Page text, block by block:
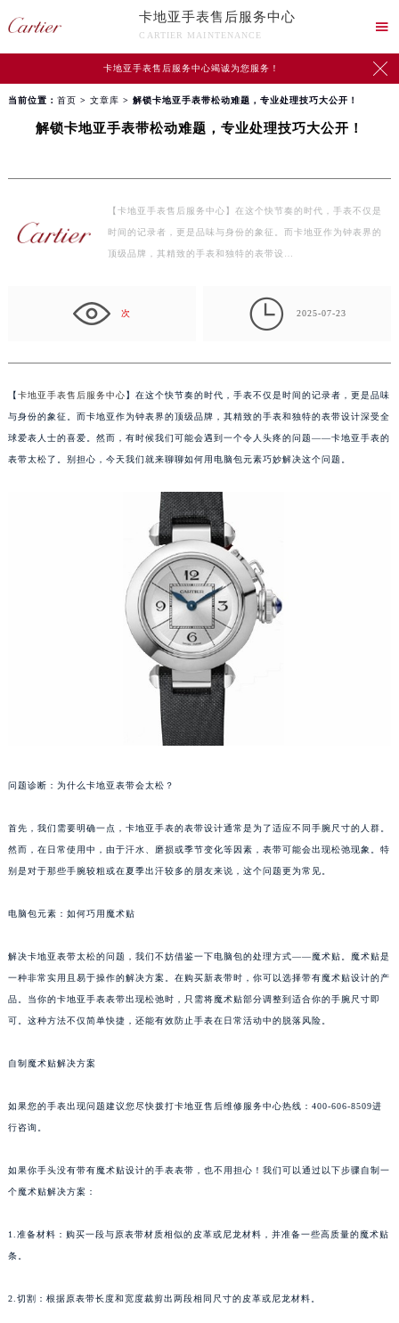
卡地亚手表售后服务中心
CARTIER MAINTENANCE

卡地亚手表售后服务中心竭诚为您服务！ 
当前位置： 首页 > 文章库 > 解锁卡地亚手表带松动难题，专业处理技巧大公开！
解锁卡地亚手表带松动难题，专业处理技巧大公开！
【卡地亚手表售后服务中心】在这个快节奏的时代，手表不仅是
时间的记录者，更是品味与身份的象征。而卡地亚作为钟表界的
顶级品牌，其精致的手表和独特的表带设…
次  2025-07-23
【卡地亚手表售后服务中心】在这个快节奏的时代，手表不仅是时间的记录者，更是品味
与身份的象征。而卡地亚作为钟表界的顶级品牌，其精致的手表和独特的表带设计深受全
球爱表人士的喜爱。然而，有时候我们可能会遇到一个令人头疼的问题——卡地亚手表的
表带太松了。别担心，今天我们就来聊聊如何用电脑包元素巧妙解决这个问题。
问题诊断：为什么卡地亚表带会太松？
首先，我们需要明确一点，卡地亚手表的表带设计通常是为了适应不同手腕尺寸的人群。
然而，在日常使用中，由于汗水、磨损或季节变化等因素，表带可能会出现松弛现象。特
别是对于那些手腕较粗或在夏季出汗较多的朋友来说，这个问题更为常见。
电脑包元素：如何巧用魔术贴
解决卡地亚表带太松的问题，我们不妨借鉴一下电脑包的处理方式——魔术贴。魔术贴是
一种非常实用且易于操作的解决方案。在购买新表带时，你可以选择带有魔术贴设计的产
品。当你的卡地亚手表表带出现松弛时，只需将魔术贴部分调整到适合你的手腕尺寸即
可。这种方法不仅简单快捷，还能有效防止手表在日常活动中的脱落风险。
自制魔术贴解决方案
如果您的手表出现问题建议您尽快拨打卡地亚售后维修服务中心热线：400-606-8509进
行咨询。
如果你手头没有带有魔术贴设计的手表表带，也不用担心！我们可以通过以下步骤自制一
个魔术贴解决方案：
1.准备材料：购买一段与原表带材质相似的皮革或尼龙材料，并准备一些高质量的魔术贴
条。
2.切割：根据原表带长度和宽度裁剪出两段相同尺寸的皮革或尼龙材料。